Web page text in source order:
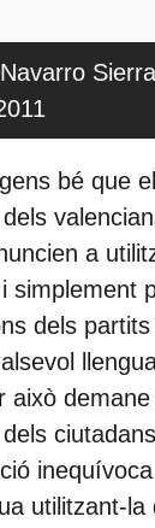
Sierra
bé que
a
i simplement
dels
això
utilitzant-la